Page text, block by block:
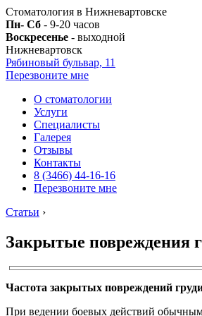
Стоматология в Нижневартовске
Пн- Сб - 9-20 часов
Воскресенье - выходной
Нижневартовск
Рябиновый бульвар, 11
Перезвоните мне
О стоматологии
Услуги
Специалисты
Галерея
Отзывы
Контакты
8 (3466) 44-16-16
Перезвоните мне
Статьи ›
Закрытые повреждения
Частота закрытых повреждений
При ведении боевых действий